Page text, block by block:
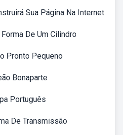
Sua Página Na Internet
De Um Cilindro
Pronto Pequeno
Bonaparte
Português
De Transmissão